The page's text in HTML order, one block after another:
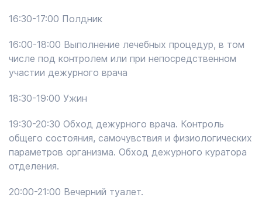
16:30-17:00 Полдник
16:00-18:00 Выполнение лечебных процедур, в том
числе под контролем или при непосредственном
участии дежурного врача
18:30-19:00 Ужин
19:30-20:30 Обход дежурного врача. Контроль
общего состояния, самочувствия и физиологических
параметров организма. Обход дежурного куратора
отделения.
20:00-21:00 Вечерний туалет.